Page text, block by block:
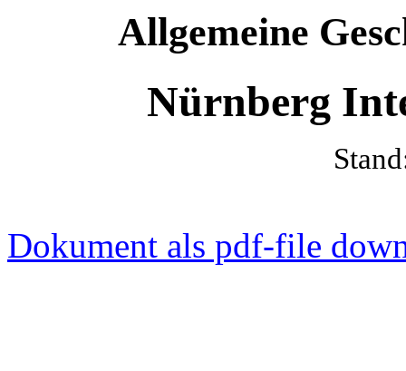
Allgemeine
Nürnberg
Dokument als pdf-file